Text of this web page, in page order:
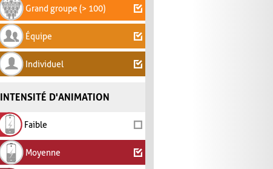
Grand groupe (> 100)
Équipe
Individuel
INTENSITÉ D'ANIMATION
Faible
Moyenne